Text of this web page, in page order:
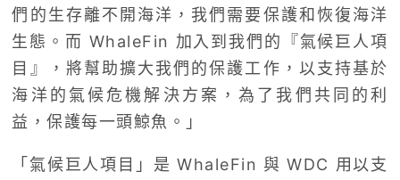
們的生存離不開海洋，我們需要保護和恢復海洋
生態。而 WhaleFin 加入到我們的『氣候巨人項
目』，將幫助擴大我們的保護工作，以支持基於
海洋的氣候危機解決方案，為了我們共同的利
益，保護每一頭鯨魚。」
「氣候巨人項目」是 WhaleFin 與 WDC 用以支